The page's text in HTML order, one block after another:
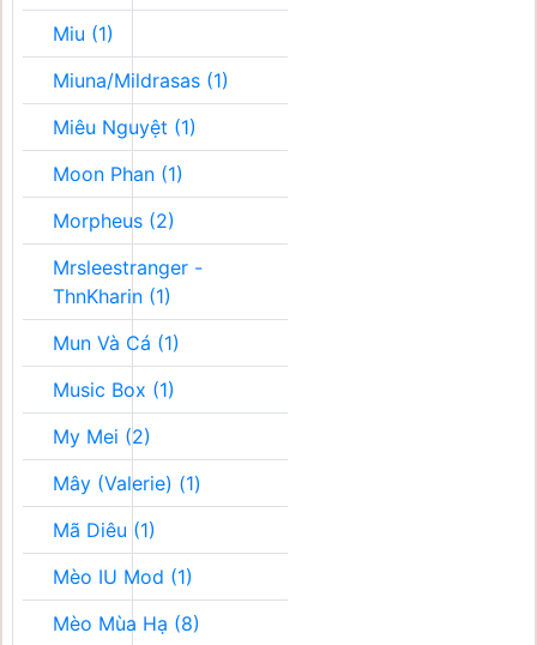
Miu (1)
Miuna/Mildrasas (1)
Miêu Nguyệt (1)
Moon Phan (1)
Morpheus (2)
Mrsleestranger -
ThnKharin (1)
Mun Và Cá (1)
Music Box (1)
My Mei (2)
Mây (Valerie) (1)
Mã Diêu (1)
Mèo IU Mod (1)
Mèo Mùa Hạ (8)